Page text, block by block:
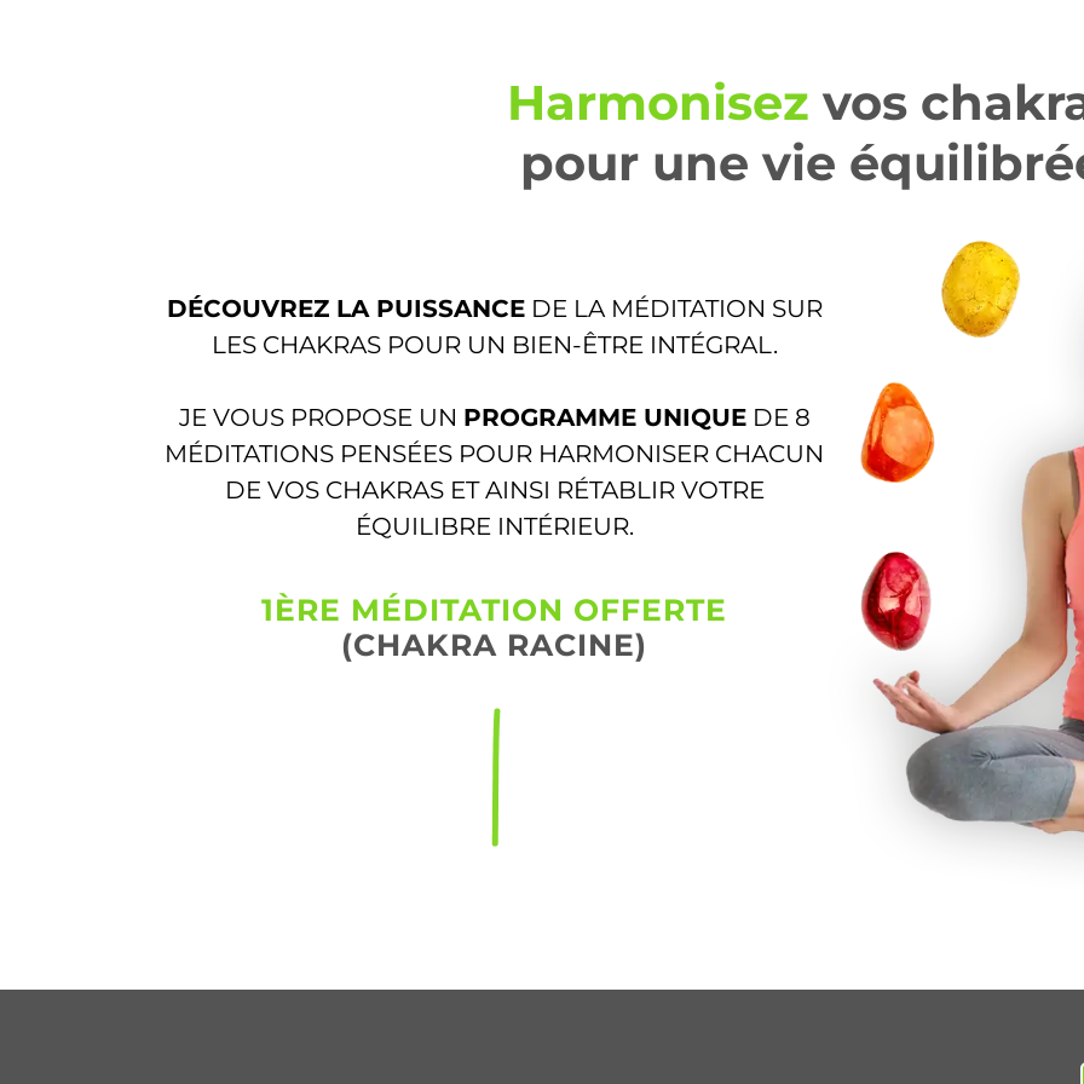
Harmonisez vos
pour une vie
DÉCOUVREZ LA PUISSANCEDE LA MÉDITATION SUR
LES CHAKRAS POUR UN BIEN-ÊTRE INTÉGRAL.
JE VOUS PROPOSE UN PROGRAMME UNIQUEDE 8
MÉDITATIONS PENSÉES POUR HARMONISER CHACUN
DE VOS CHAKRAS ET AINSI RÉTABLIR VOTRE
ÉQUILIBRE INTÉRIEUR.
1ÈRE MÉDITATION OFFERTE
(CHAKRA RACINE)